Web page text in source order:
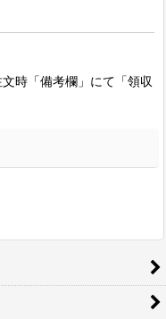
時「備考欄」にて「領収